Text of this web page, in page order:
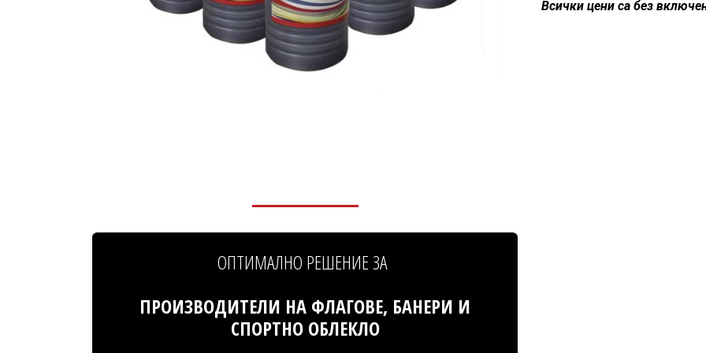
Всички цени са без
ОПТИМАЛНО РЕШЕНИЕ ЗА
ПРОИЗВОДИТЕЛИ НА ФЛАГОВЕ, БАНЕРИ И
СПОРТНО ОБЛЕКЛО